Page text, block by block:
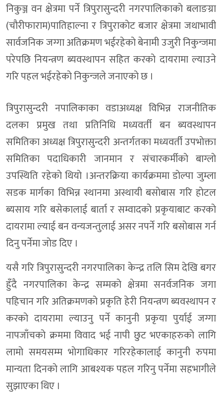
निकुञ्ज वन क्षेत्रमा पर्ने त्रिपुरासुन्दरी नगरपालिकाकाे बलाङग्रा
(चाैरीफाराम)पातिहाल्ना र त्रिपुराकाेट बजार क्षेत्रमा जथाभावी
सार्वजनिक जग्गा अतिक्रमण भईरहेकाे बेनामी उजुरी निकुन्जमा
परेपछि नियन्त्रण ब्यवस्थापन सहित करकाे दायरामा ल्याउने
गरि पहल भईरहेकाे निकुन्जले जनाएकाे छ ।
त्रिपुरासुन्दरी नपालिकाका वडाअध्यक्ष विभिन्न राजनीतिक
दलका प्रमुख तथा प्रतिनिधि मध्यवर्ती बन ब्यवस्थापन
समितिका अध्यक्ष त्रिपुरासुन्दरी अन्तर्गतका मध्यवर्ती उपभाेक्ता
समितिका पदाधिकारी जानमान र संचारकर्मीकाे बाग्लाे
उपस्थिति रहेकाे थियाे ।अन्तरक्रिया कार्यक्रममा डाेल्पा जुम्ला
सडक मार्गका विभिन्न स्थानमा अस्थायी बसाेबास गरि हाेटल
ब्यसाय गरि बसेकालाई बार्ता र सम्वादकाे प्रकृयाबाट करकाे
दायरामा ल्याई बन वन्यजन्तुलाई असर नपर्ने गरि बसाेबास गर्न
दिनु पर्नेमा जाेड दिए ।
यसै गरि त्रिपुरासुन्दरी नगरपालिका केन्द्र तलि सिम देखि बगर
हुँदै नगरपालिका केन्द्र सम्मकाे क्षेत्रमा सनर्वजनिक जगा
पहिचान गरि अतिक्रमणको प्रकृति हेरी नियन्त्रण ब्यवस्थापन र
करकाे दायरामा ल्याउनु पर्ने कानुनी प्रकृया पुर्याई जग्गा
नापजाँचकाे क्रममा विवाद भई नापी छुट भएकाहरुकाे लागि
लामाे समयसम्म भाेगाधिकार गरिरहेकालाई कानुनी रुपमा
मान्यता दिनकाे लागि आबश्यक पहल गरिनु पर्नेमा सहभागीले
सुझाएका थिए ।